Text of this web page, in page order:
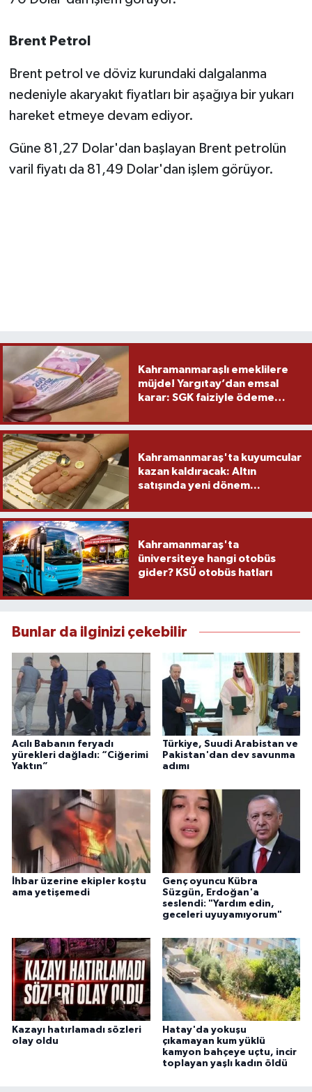
Brent Petrol
Brent petrol ve döviz kurundaki dalgalanma
nedeniyle akaryakıt fiyatları bir aşağıya bir yukarı
hareket etmeye devam ediyor.
Güne 81,27 Dolar'dan başlayan Brent petrolün
varil fiyatı da 81,49 Dolar'dan işlem görüyor.
Kahramanmaraşlı emeklilere
müjde! Yargıtay’dan emsal
karar: SGK faiziyle ödeme
Kahramanmaraş'ta kuyumcular
kazan kaldıracak: Altın
satışında yeni dönem...
Kahramanmaraş'ta
üniversiteye hangi otobüs
gider? KSÜ otobüs hatları
Bunlar da ilginizi çekebilir
Acılı Babanın feryadı
yürekleri dağladı: “Ciğerimi
Yaktın”
Türkiye, Suudi Arabistan ve
Pakistan'dan dev savunma
adımı
İhbar üzerine ekipler koştu
ama yetişemedi
Genç oyuncu Kübra
Süzgün, Erdoğan'a
seslendi: "Yardım edin,
geceleri uyuyamıyorum"
Kazayı hatırlamadı sözleri
olay oldu
Hatay'da yokuşu
çıkamayan kum yüklü
kamyon bahçeye uçtu, incir
toplayan yaşlı kadın öldü